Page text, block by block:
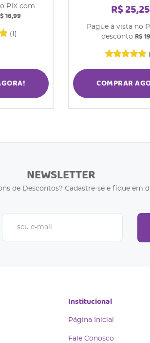
(1)
PIX com
16,99 R$ 25,25
Pague à vista no
desconto R$
COMPRAR
NEWSLETTER
de Descontos? Cadastre-se e fique em
Institucional
Página Inicial
Fale Conosco